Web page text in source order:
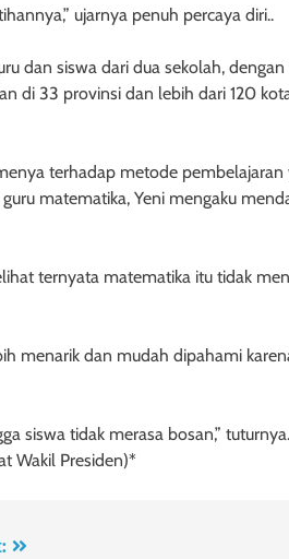
ujarnya penuh percaya diri..
dan siswa dari dua sekolah,
di 33 provinsi dan lebih dari 120
terhadap metode pembelajaran
matematika, Yeni mengaku
ternyata matematika itu tidak
menarik dan mudah dipahami
siswa tidak merasa bosan,” tuturnya.
Wakil Presiden)*